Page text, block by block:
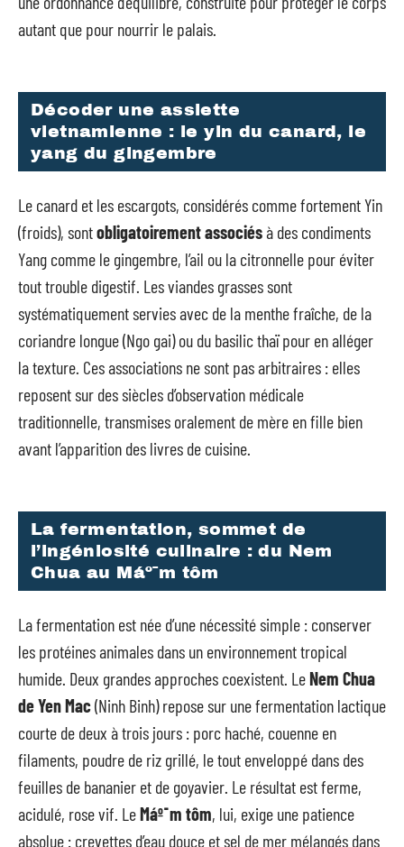
autant que pour nourrir le palais.
Décoder une assiette
vietnamienne : le yin du canard, le
yang du gingembre
Le canard et les escargots, considérés comme fortement Yin
(froids), sontobligatoirement associésà des condiments
Yang comme le gingembre, l’ail ou la citronnelle pour éviter
tout trouble digestif. Les viandes grasses sont
systématiquement servies avec de la menthe fraîche, de la
coriandre longue (Ngo gai) ou du basilic thaï pour en alléger
la texture. Ces associations ne sont pas arbitraires : elles
reposent sur des siècles d’observation médicale
traditionnelle, transmises oralement de mère en fille bien
avant l’apparition des livres de cuisine.
La fermentation, sommet de
l’ingéniosité culinaire : du Nem
Chua au Máº¯m tôm
La fermentation est née d’une nécessité simple : conserver
les protéines animales dans un environnement tropical
humide. Deux grandes approches coexistent. LeNem Chua
de Yen Mac(Ninh Binh) repose sur une fermentation lactique
courte de deux à trois jours : porc haché, couenne en
filaments, poudre de riz grillé, le tout enveloppé dans des
feuilles de bananier et de goyavier. Le résultat est ferme,
acidulé, rose vif. LeMáº¯m tôm, lui, exige une patience
absolue : crevettes d’eau douce et sel de mer mélangés dans